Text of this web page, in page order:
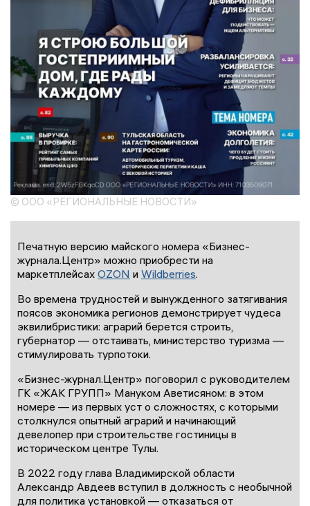
© ООО «РЕГИОНАЛЬНЫЕ НОВОСТИ»
Печатную версию майского номера «Бизнес-
журнала.Центр» можно приобрести на
маркетплейсах OZON и Wildberries.
Во времена трудностей и вынужденного затягивания
поясов экономика регионов демонстрирует чудеса
эквилибристики: аграрий берется строить,
губернатор — отстаивать, министерство туризма —
стимулировать турпотоки.
«Бизнес-журнал.Центр» поговорил с руководителем
ГК «ЖАК ГРУПП» Мануком Аветисяном: в этом
номере — из первых уст о сложностях, с которыми
столкнулся опытный аграрий и начинающий
девелопер при строительстве гостиницы в
историческом центре Тулы.
В 2022 году глава Владимирской области
Александр Авдеев вступил в должность с необычной
для политика установкой — отказаться от